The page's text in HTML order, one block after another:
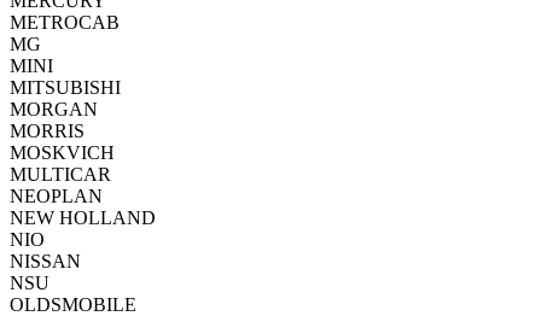
METROCAB
MG
MINI
MITSUBISHI
MORGAN
MORRIS
MOSKVICH
MULTICAR
NEOPLAN
NEW HOLLAND
NIO
NISSAN
NSU
OLDSMOBILE